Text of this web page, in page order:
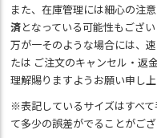
また、在庫管理には細心の注
済となっている可能性もござい
万が一そのような場合には、
たは ご注文のキャンセル・返
理解賜りますようお願い申し上
※表記しているサイズはすべ
て多少の誤差がでることがご